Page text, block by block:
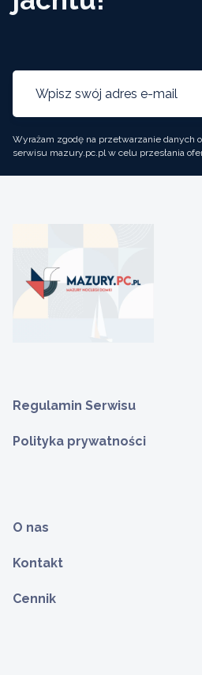
Wyrażam zgodę na przetwarzanie danych
serwisu mazury.pc.pl w celu przesłania
Regulamin Serwisu
Polityka prywatności
O nas
Kontakt
Cennik